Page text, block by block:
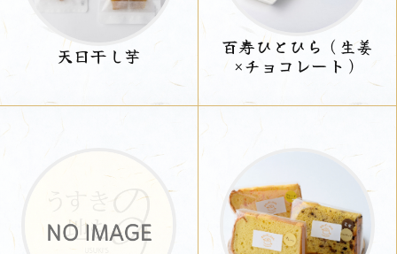
天日干し芋
百寿ひとひら（生姜
×チョコレート）